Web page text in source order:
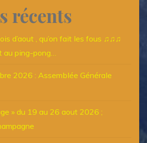
récents
d’aout , qu’on fait les fous ♫♫♫
ping-pong…
2026 : Assemblée Générale
» du 19 au 26 aout 2026 ;